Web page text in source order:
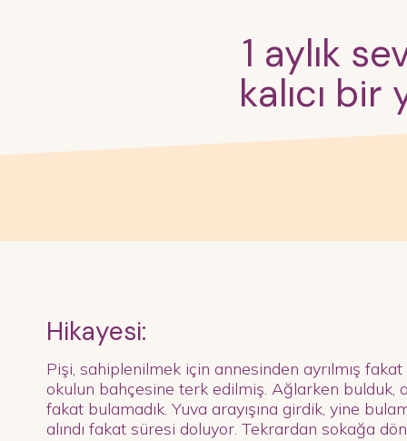
1 aylık
kalıcı
Hikayesi:
Pişi, sahiplenilmek için annesinden ayrılmış
okulun bahçesine terk edilmiş. Ağlarken bulduk,
fakat bulamadık. Yuva arayışına girdik, yine
alındı fakat süresi doluyor. Tekrardan sokağa